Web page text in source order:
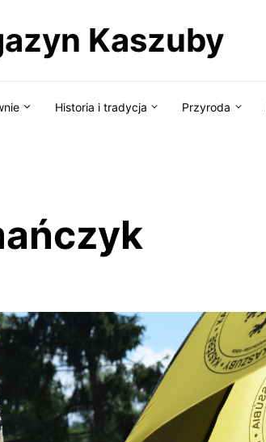
Kaszuby
Historia i tradycja Przyroda